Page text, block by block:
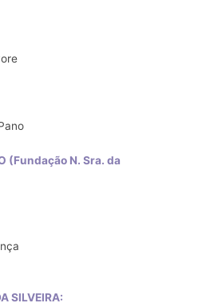
(Fundação N. Sra. da
SILVEIRA: